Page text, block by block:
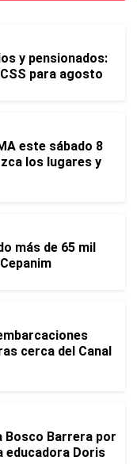
y pensionados:
para agosto
este sábado 8
los lugares y
más de 65 mil
cerca del Canal
Bosco Barrera por
educadora Doris